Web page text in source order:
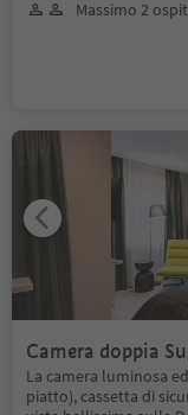
Massimo 2
Camera doppia
La camera luminosa
piatto), cassetta di